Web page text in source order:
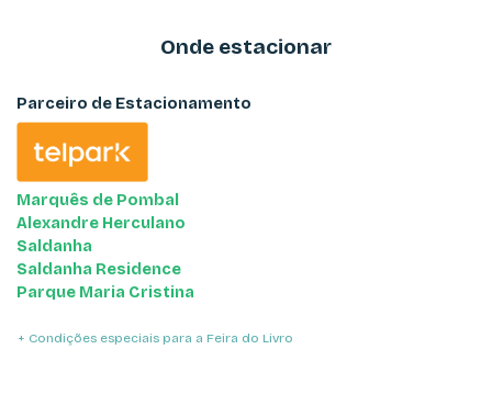
Onde estacionar
Parceiro de Estacionamento
Marquês de Pombal
Alexandre Herculano
Saldanha
Saldanha Residence
Parque Maria Cristina
+ Condições especiais para a Feira do Livro